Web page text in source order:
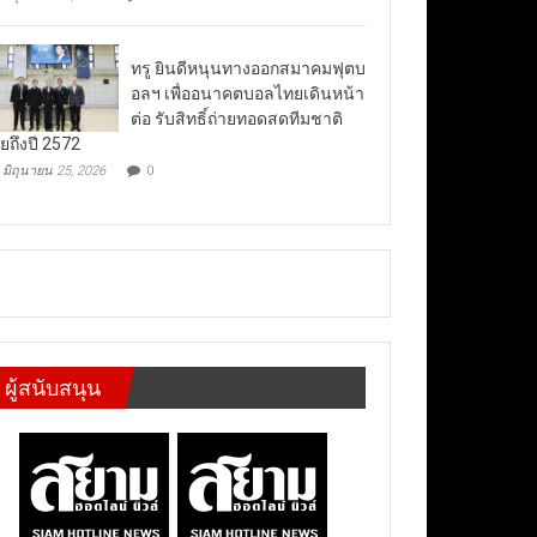
ทรู ยินดีหนุนทางออกสมาคมฟุตบ
อลฯ เพื่ออนาคตบอลไทยเดินหน้า
ต่อ รับสิทธิ์ถ่ายทอดสดทีมชาติ
ถึงปี 2572
มิถุนายน 25, 2026 0
ผู้สนับสนุน